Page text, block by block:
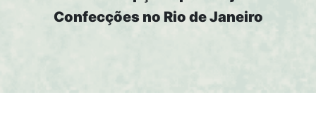
Confecções no Rio de Janeiro